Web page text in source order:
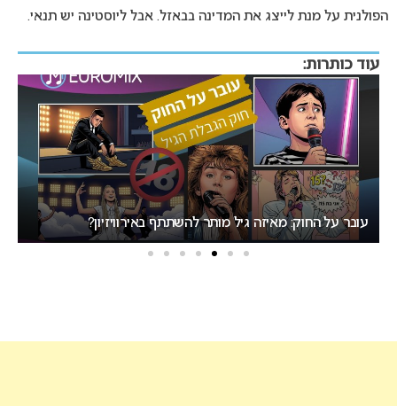
הפולנית על מנת לייצג את המדינה בבאזל. אבל ליוסטינה יש תנאי.
עוד כותרות:
עובר על החוק: מאיזה גיל מותר להשתתף באירוויזיון?